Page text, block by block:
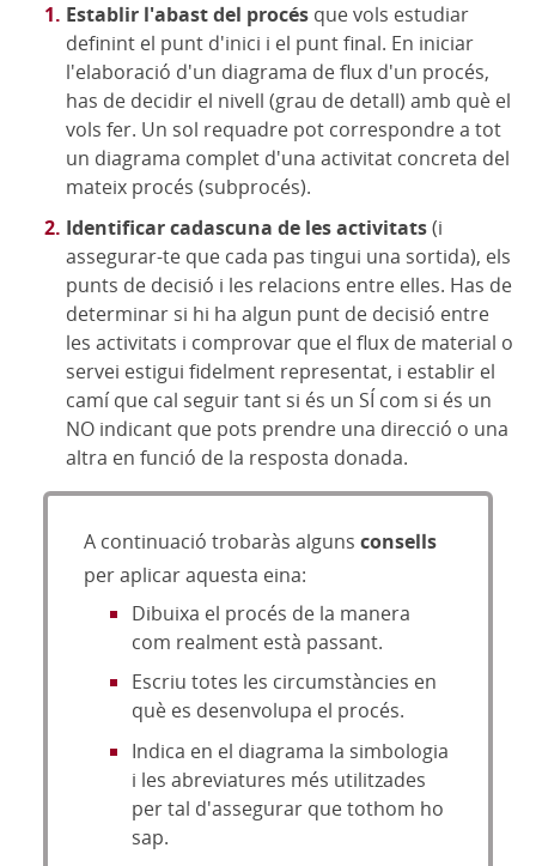
Establir l'abast del procés que vols estudiar
definint el punt d'inici i el punt final. En iniciar
l'elaboració d'un diagrama de flux d'un procés,
has de decidir el nivell (grau de detall) amb què el
vols fer. Un sol requadre pot correspondre a tot
un diagrama complet d'una activitat concreta del
mateix procés (subprocés).
Identificar cadascuna de les activitats(i
assegurar-te que cada pas tingui una sortida), els
punts de decisió i les relacions entre elles. Has de
determinar si hi ha algun punt de decisió entre
les activitats i comprovar que el flux de material o
servei estigui fidelment representat, i establir el
camí que cal seguir tant si és un SÍ com si és un
NO indicant que pots prendre una direcció o una
altra en funció de la resposta donada.
A continuació trobaràs alguns consells
per aplicar aquesta eina:
Dibuixa el procés de la manera
com realment està passant.
Escriu totes les circumstàncies en
què es desenvolupa el procés.
Indica en el diagrama la simbologia
i les abreviatures més utilitzades
per tal d'assegurar que tothom ho
sap.